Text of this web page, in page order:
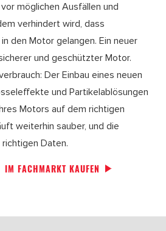
möglichen Ausfällen und
verhindert wird, dass
den Motor gelangen. Ein neuer
und geschützter Motor.
Der Einbau eines neuen
und Partikelablösungen
Motors auf dem richtigen
weiterhin sauber, und die
Daten.
IM FACHMARKT KAUFEN